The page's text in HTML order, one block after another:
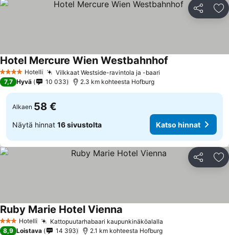
Jaa
4 Tähtiluokitus
Hotelli Vilkkaat Westside-ravintola ja -baari
Hotel Mercure Wien Westbahnhof
7,7 Hyvä 10 033 2.3 km kohteesta Hofburg
Alkaen 58 €
Näytä hinnat 16 sivustolta Katso hinnat
Jaa
3 Tähtiluokitus
Hotelli Kattopuutarhabaari kaupunkinäköalalla
Ruby Marie Hotel Vienna
8,9 Loistava 14 393 2.1 km kohteesta Hofburg